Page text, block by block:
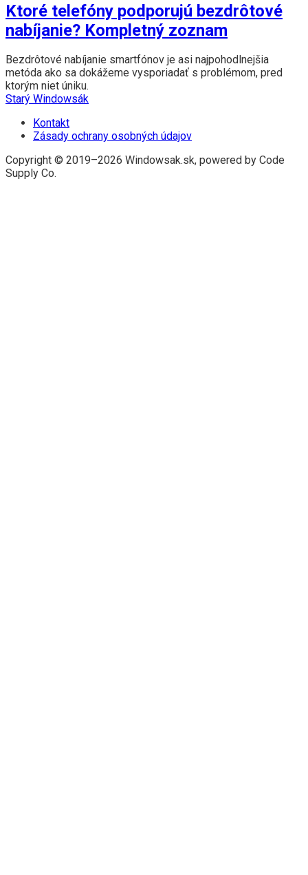
Ktoré telefóny podporujú bezdrôtové
nabíjanie? Kompletný zoznam
Bezdrôtové nabíjanie smartfónov je asi najpohodlnejšia
metóda ako sa dokážeme vysporiadať s problémom, pred
ktorým niet úniku.
Starý Windowsák
Kontakt
Zásady ochrany osobných údajov
Copyright © 2019–2026 Windowsak.sk, powered by Code
Supply Co.